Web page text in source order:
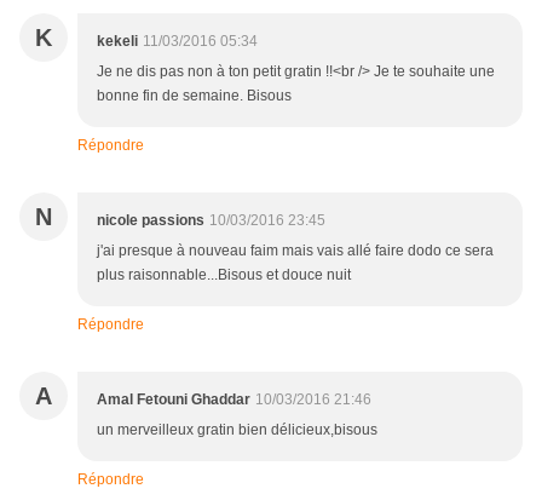
K kekeli 11/03/2016 05:34
Je ne dis pas non à ton petit gratin !!<br /> Je te souhaite une
bonne fin de semaine. Bisous
Répondre
N nicole passions 10/03/2016 23:45
j'ai presque à nouveau faim mais vais allé faire dodo ce sera
plus raisonnable...Bisous et douce nuit
Répondre
A Amal Fetouni Ghaddar 10/03/2016 21:46
un merveilleux gratin bien délicieux,bisous
Répondre